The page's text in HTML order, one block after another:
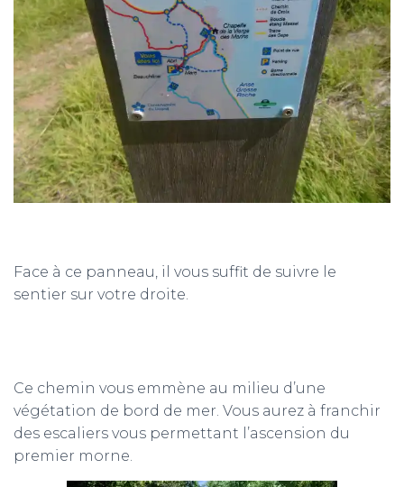
Face à ce panneau, il vous suffit de suivre le
sentier sur votre droite.
Ce chemin vous emmène au milieu d’une
végétation de bord de mer. Vous aurez à franchir
des escaliers vous permettant l’ascension du
premier morne.